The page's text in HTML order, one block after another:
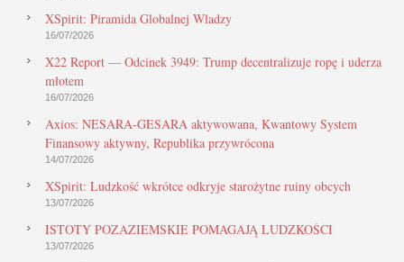
XSpirit: Piramida Globalnej Władzy
16/07/2026
X22 Report — Odcinek 3949: Trump decentralizuje ropę i uderza
młotem
16/07/2026
Axios: NESARA-GESARA aktywowana, Kwantowy System
Finansowy aktywny, Republika przywrócona
14/07/2026
XSpirit: Ludzkość wkrótce odkryje starożytne ruiny obcych
13/07/2026
ISTOTY POZAZIEMSKIE POMAGAJĄ LUDZKOŚCI
13/07/2026